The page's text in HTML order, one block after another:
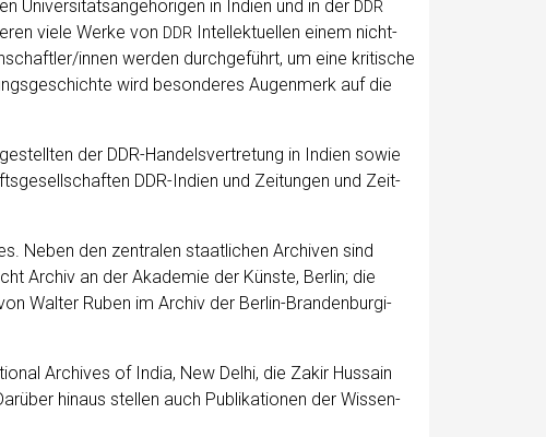
Uni­ver­si­täts­an­ge­hö­ri­gen in Indi­en und in der DDR
vie­le Wer­ke von DDR Intel­lek­tu­el­len einem nicht-
innen wer­den durch­ge­führt, um eine kri­ti­sche
wird beson­de­res Augen­merk auf die
der DDR-Han­dels­ver­tre­tung in Indi­en sowie
DDR-Indi­en und Zei­tun­gen und Zeit­
Neben den zen­tra­len staat­li­chen Archi­ven sind
Archiv an der Aka­de­mie der Küns­te, Ber­lin; die
Wal­ter Ruben im Archiv der Ber­lin-Bran­den­bur­gi­
Archi­ves of India, New Delhi, die Zakir Huss­ain
hin­aus stel­len auch Publi­ka­tio­nen der Wis­sen­